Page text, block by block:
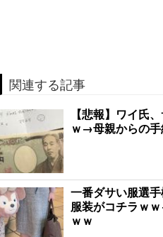
関連する記事
【悲報】ワイ氏
ｗ→母親からの手
一番ダサい服選
服装がコチラｗ
ｗｗ